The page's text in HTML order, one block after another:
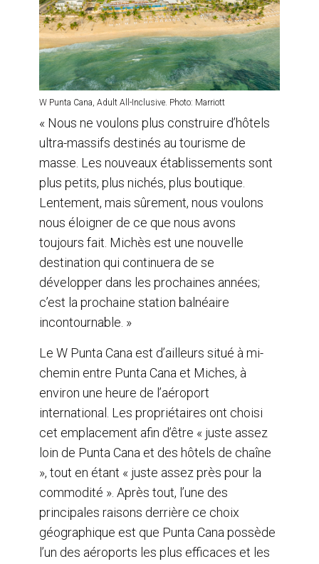
W Punta Cana, Adult All-Inclusive. Photo: Marriott
« Nous ne voulons plus construire d’hôtels
ultra-massifs destinés au tourisme de
masse. Les nouveaux établissements sont
plus petits, plus nichés, plus boutique.
Lentement, mais sûrement, nous voulons
nous éloigner de ce que nous avons
toujours fait. Michès est une nouvelle
destination qui continuera de se
développer dans les prochaines années;
c’est la prochaine station balnéaire
incontournable. »
Le W Punta Cana est d’ailleurs situé à mi-
chemin entre Punta Cana et Miches, à
environ une heure de l’aéroport
international. Les propriétaires ont choisi
cet emplacement afin d’être « juste assez
loin de Punta Cana et des hôtels de chaîne
», tout en étant « juste assez près pour la
commodité ». Après tout, l’une des
principales raisons derrière ce choix
géographique est que Punta Cana possède
l’un des aéroports les plus efficaces et les